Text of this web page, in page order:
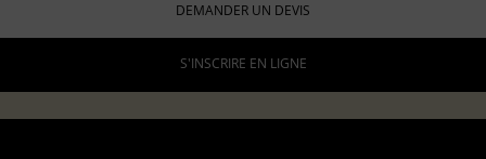
DEMANDER UN DEVIS
S'INSCRIRE EN LIGNE